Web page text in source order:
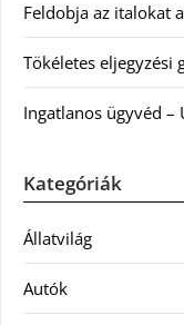
Feldobja az italokat
Tökéletes eljegyzési
Ingatlanos ügyvéd
Kategóriák
Állatvilág
Autók